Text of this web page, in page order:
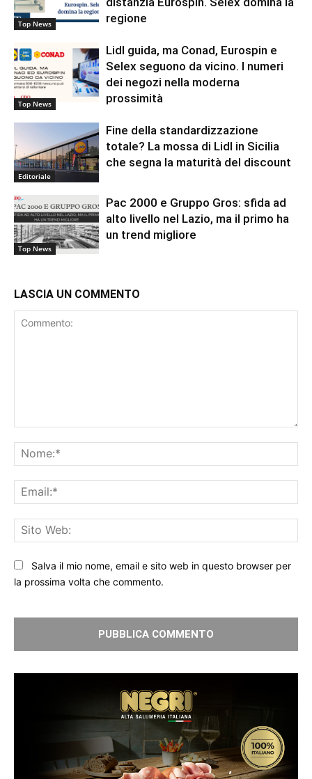
Top News
regione
Top News
Lidl guida, ma Conad, Eurospin e
Selex seguono da vicino. I numeri
dei negozi nella moderna
prossimità
Editoriale
Fine della standardizzazione
totale? La mossa di Lidl in Sicilia
che segna la maturità del discount
Top News
Pac 2000 e Gruppo Gros: sfida ad
alto livello nel Lazio, ma il primo ha
un trend migliore
LASCIA UN COMMENTO
Salva il mio nome, email e sito web in questo browser per
la prossima volta che commento.